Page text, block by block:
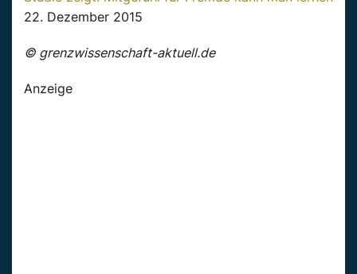
22. Dezember 2015
© grenzwissenschaft-aktuell.de
Anzeige